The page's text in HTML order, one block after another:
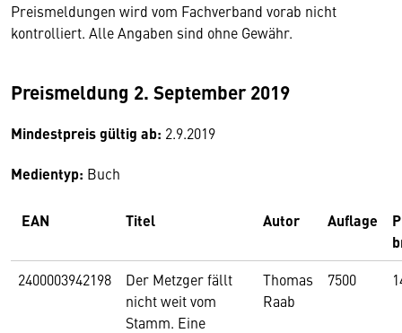
Preismeldungen wird vom Fachverband vorab nicht
kontrolliert. Alle Angaben sind ohne Gewähr.
Preismeldung 2. September 2019
Mindestpreis gültig ab: 2.9.2019
Medientyp: Buch
EAN Titel Autor Auflage
2400003942198
Der Metzger fällt
nicht weit vom
Stamm. Eine
Thomas
Raab
7500